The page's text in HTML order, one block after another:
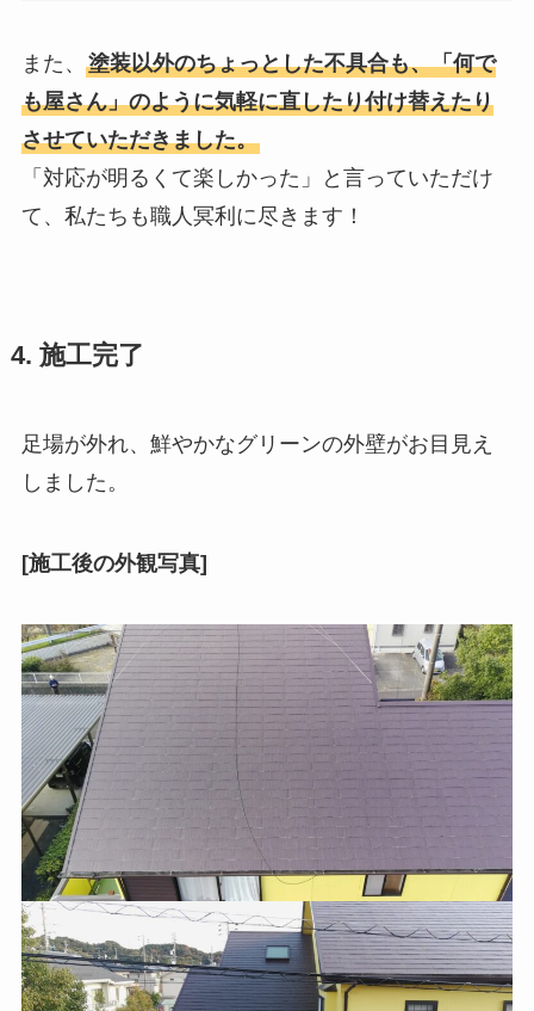
また、 塗装以外のちょっとした不具合も、「何で
も屋さん」のように気軽に直したり付け替えたり
させていただきました。
「対応が明るくて楽しかった」と言っていただけ
て、私たちも職人冥利に尽きます！
4. 施工完了
足場が外れ、鮮やかなグリーンの外壁がお目見え
しました。
[施工後の外観写真]